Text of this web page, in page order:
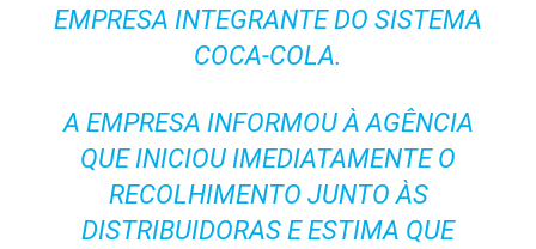
EMPRESA INTEGRANTE DO SISTEMA
COCA-COLA.
A EMPRESA INFORMOU À AGÊNCIA
QUE INICIOU IMEDIATAMENTE O
RECOLHIMENTO JUNTO ÀS
DISTRIBUIDORAS E ESTIMA QUE